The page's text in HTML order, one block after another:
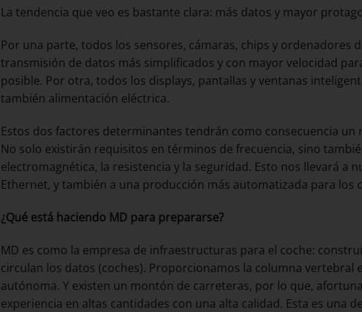
La tendencia que veo es bastante clara: más datos y mayor
Por una parte, todos los sensores, cámaras, chips y ordenadores
transmisión de datos más simplificados y con mayor velocidad
posible. Por otra, todos los displays, pantallas y ventanas
también alimentación eléctrica.
Estos dos factores determinantes tendrán como consecuencia
No solo existirán requisitos en términos de frecuencia, sino
electromagnética, la resistencia y la seguridad. Esto nos llevará a
Ethernet, y también a una producción más automatizada para los
¿Qué está haciendo MD para prepararse?
MD es como la empresa de infraestructuras para el coche:
circulan los datos (coches). Proporcionamos la columna vertebral
autónoma. Y existen un montón de carreteras, por lo que,
experiencia en altas cantidades con una alta calidad. Esta es una